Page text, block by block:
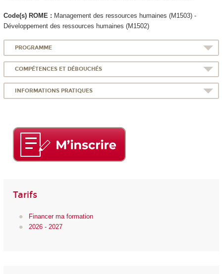
Code(s) ROME : Management des ressources humaines (M1503) -
Développement des ressources humaines (M1502)
PROGRAMME
COMPÉTENCES ET DÉBOUCHÉS
INFORMATIONS PRATIQUES
Tarifs
Financer ma formation
2026 - 2027